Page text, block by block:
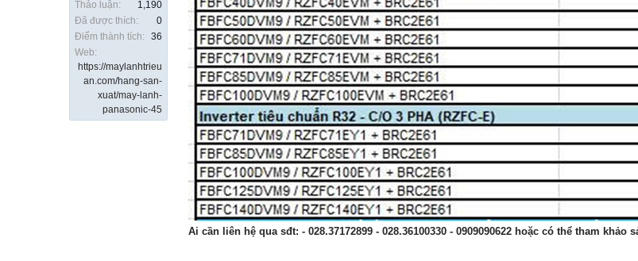
Thảo luận:
1,190
Đã được thích:
0
Điểm thành tích:
36
Web:
https://maylanhtrieu
an.com/hang-san-
xuat/may-lanh-
panasonic-45
Ai cần liên hệ qua sđt: - 028.37172899 - 028.36100330 - 0909090622 hoặc có thể tham khảo